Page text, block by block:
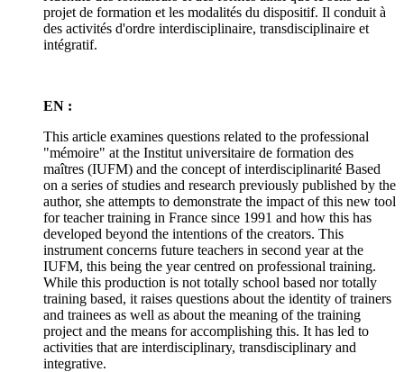
projet de formation et les modalités du dispositif. Il conduit à
des activités d'ordre interdisciplinaire, transdisciplinaire et
intégratif.
EN :
This article examines questions related to the professional
"mémoire" at the Institut universitaire de formation des
maîtres (IUFM) and the concept of interdisciplinarité Based
on a series of studies and research previously published by the
author, she attempts to demonstrate the impact of this new tool
for teacher training in France since 1991 and how this has
developed beyond the intentions of the creators. This
instrument concerns future teachers in second year at the
IUFM, this being the year centred on professional training.
While this production is not totally school based nor totally
training based, it raises questions about the identity of trainers
and trainees as well as about the meaning of the training
project and the means for accomplishing this. It has led to
activities that are interdisciplinary, transdisciplinary and
integrative.